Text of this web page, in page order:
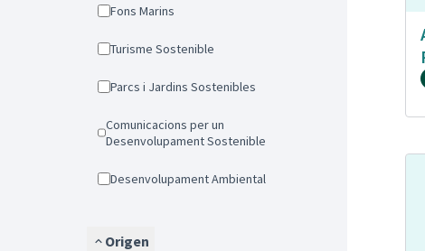
Fons Marins
Turisme Sostenible
Parcs i Jardins Sostenibles
Comunicacions per un
Desenvolupament Sostenible
Desenvolupament Ambiental
Origen